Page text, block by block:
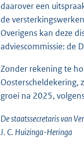
daarover een
de
Overigens kan deze
adviescommissie: de
Zonder rekening te
Oosterscheldekering,
groei na 2025,
De staatssecretaris van
J. C. Huizinga-Heringa